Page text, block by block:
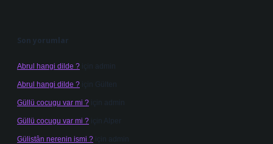
Son yorumlar
Abrul hangi dilde ? için admin
Abrul hangi dilde ? için Gülten
Güllü cocugu var mi ? için admin
Güllü cocugu var mi ? için Alper
Gülistân nerenin ismi ? için admin